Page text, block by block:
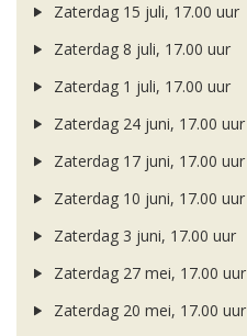
Zaterdag 15 juli, 17.00 uur
Zaterdag 8 juli, 17.00 uur
Zaterdag 1 juli, 17.00 uur
Zaterdag 24 juni, 17.00 uur
Zaterdag 17 juni, 17.00 uur
Zaterdag 10 juni, 17.00 uur
Zaterdag 3 juni, 17.00 uur
Zaterdag 27 mei, 17.00 uur
Zaterdag 20 mei, 17.00 uur